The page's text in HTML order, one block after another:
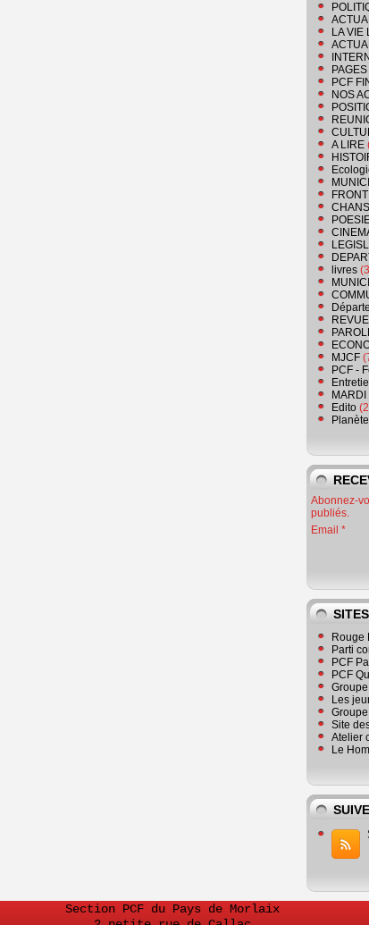
LA VIE
PCF
NOS
A LIRE
livres
MJCF
PCF -
Edito
Planète
Abonnez-
publiés.
Email
Rouge
Parti
PCF
PCF
Les
Site
Atelier
Le
Section PCF du Pays de Morlaix